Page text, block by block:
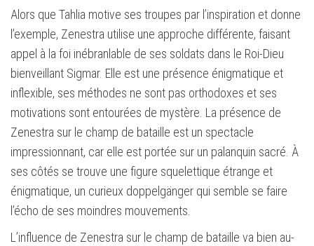
Alors que Tahlia motive ses troupes par l’inspiration et donne
l’exemple, Zenestra utilise une approche différente, faisant
appel à la foi inébranlable de ses soldats dans le Roi-Dieu
bienveillant Sigmar. Elle est une présence énigmatique et
inflexible, ses méthodes ne sont pas orthodoxes et ses
motivations sont entourées de mystère. La présence de
Zenestra sur le champ de bataille est un spectacle
impressionnant, car elle est portée sur un palanquin sacré. À
ses côtés se trouve une figure squelettique étrange et
énigmatique, un curieux doppelgänger qui semble se faire
l’écho de ses moindres mouvements.
L’influence de Zenestra sur le champ de bataille va bien au-